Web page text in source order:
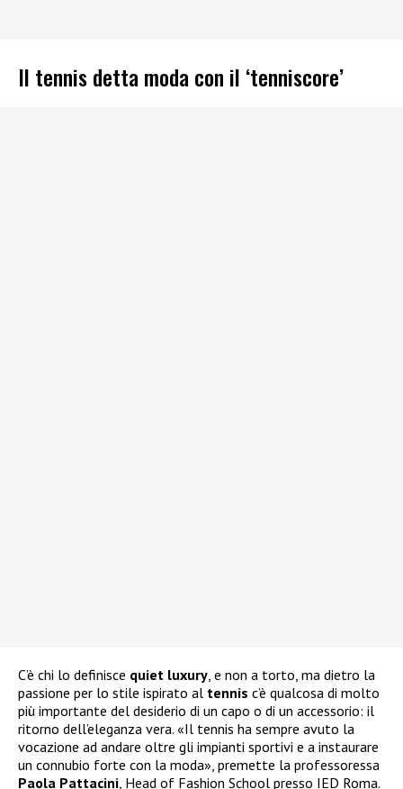
Il tennis detta moda con il ‘tenniscore’
C’è chi lo definisce quiet luxury , e non a torto, ma dietro la
passione per lo stile ispirato al tennis c’è qualcosa di molto
più importante del desiderio di un capo o di un accessorio: il
ritorno dell’eleganza vera. «Il tennis ha sempre avuto la
vocazione ad andare oltre gli impianti sportivi e a instaurare
un connubio forte con la moda», premette la professoressa
Paola Pattacini , Head of Fashion School presso IED Roma.